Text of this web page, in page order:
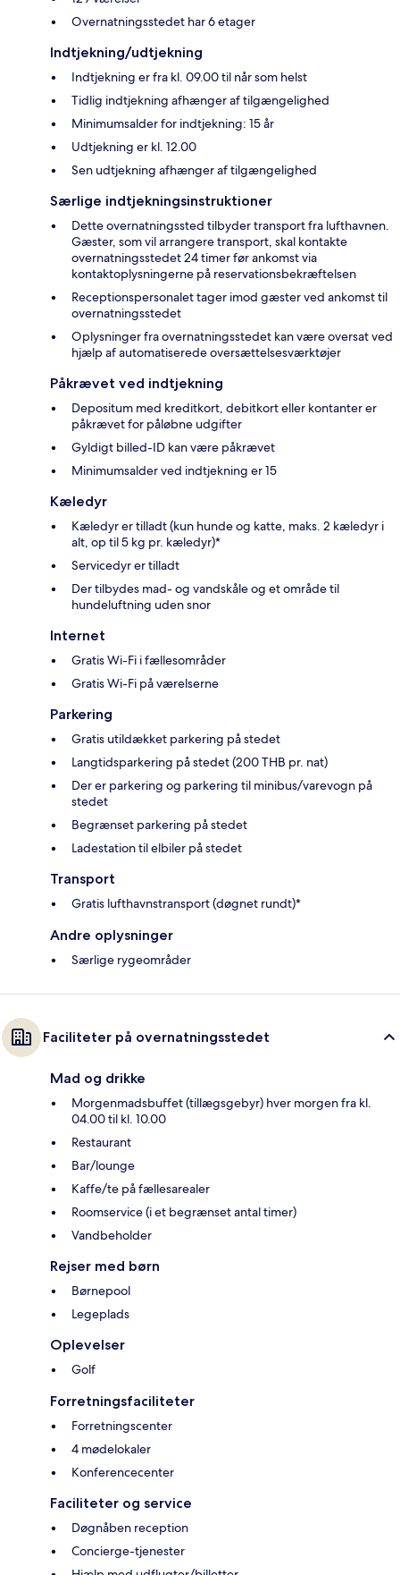
Overnatningsstedet har 6 etager
Indtjekning/udtjekning
Indtjekning er fra kl. 09.00 til når som helst
Tidlig indtjekning afhænger af tilgængelighed
Minimumsalder for indtjekning: 15 år
Udtjekning er kl. 12.00
Sen udtjekning afhænger af tilgængelighed
Særlige indtjekningsinstruktioner
Dette overnatningssted tilbyder transport fra lufthavnen.
Gæster, som vil arrangere transport, skal kontakte
overnatningsstedet 24 timer før ankomst via
kontaktoplysningerne på reservationsbekræftelsen
Receptionspersonalet tager imod gæster ved ankomst til
overnatningsstedet
Oplysninger fra overnatningsstedet kan være oversat ved
hjælp af automatiserede oversættelsesværktøjer
Påkrævet ved indtjekning
Depositum med kreditkort, debitkort eller kontanter er
påkrævet for påløbne udgifter
Gyldigt billed-ID kan være påkrævet
Minimumsalder ved indtjekning er 15
Kæledyr
Kæledyr er tilladt (kun hunde og katte, maks. 2 kæledyr i
alt, op til 5 kg pr. kæledyr)*
Servicedyr er tilladt
Der tilbydes mad- og vandskåle og et område til
hundeluftning uden snor
Internet
Gratis Wi-Fi i fællesområder
Gratis Wi-Fi på værelserne
Parkering
Gratis utildækket parkering på stedet
Langtidsparkering på stedet (200 THB pr. nat)
Der er parkering og parkering til minibus/varevogn på
stedet
Begrænset parkering på stedet
Ladestation til elbiler på stedet
Transport
Gratis lufthavnstransport (døgnet rundt)*
Andre oplysninger
Særlige rygeområder
Faciliteter på overnatningsstedet
Mad og drikke
Morgenmadsbuffet (tillægsgebyr) hver morgen fra kl.
04.00 til kl. 10.00
Restaurant
Bar/lounge
Kaffe/te på fællesarealer
Roomservice (i et begrænset antal timer)
Vandbeholder
Rejser med børn
Børnepool
Legeplads
Oplevelser
Golf
Forretningsfaciliteter
Forretningscenter
4 mødelokaler
Konferencecenter
Faciliteter og service
Døgnåben reception
Concierge-tjenester